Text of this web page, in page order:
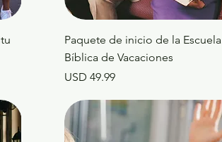
Paquete de inicio de la Escuela
Bíblica de Vacaciones
Precio
USD 49.99